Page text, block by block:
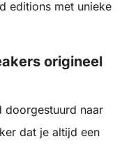
editions met unieke
origineel
doorgestuurd naar
dat je altijd een